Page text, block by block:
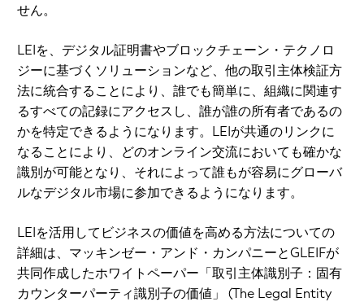
せん。
LEIを、デジタル証明書やブロックチェーン・テクノロ
ジーに基づくソリューションなど、他の取引主体検証方
法に統合することにより、誰でも簡単に、組織に関連す
るすべての記録にアクセスし、誰が誰の所有者であるの
かを特定できるようになります。LEIが共通のリンクに
なることにより、どのオンライン交流においても確かな
識別が可能となり、それによって誰もが容易にグローバ
ルなデジタル市場に参加できるようになります。
LEIを活用してビジネスの価値を高める方法についての
詳細は、マッキンゼー・アンド・カンパニーとGLEIFが
共同作成したホワイトペーパー 「取引主体識別子：固有
カウンターパーティ識別子の価値」 (The Legal Entity